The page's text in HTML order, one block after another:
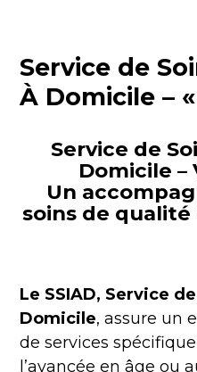
Service de
À Domicile –
Service de
Domicile
Un
soins de
Le SSIAD, Service
Domicile, assure un
de services
l’avancée en âge ou